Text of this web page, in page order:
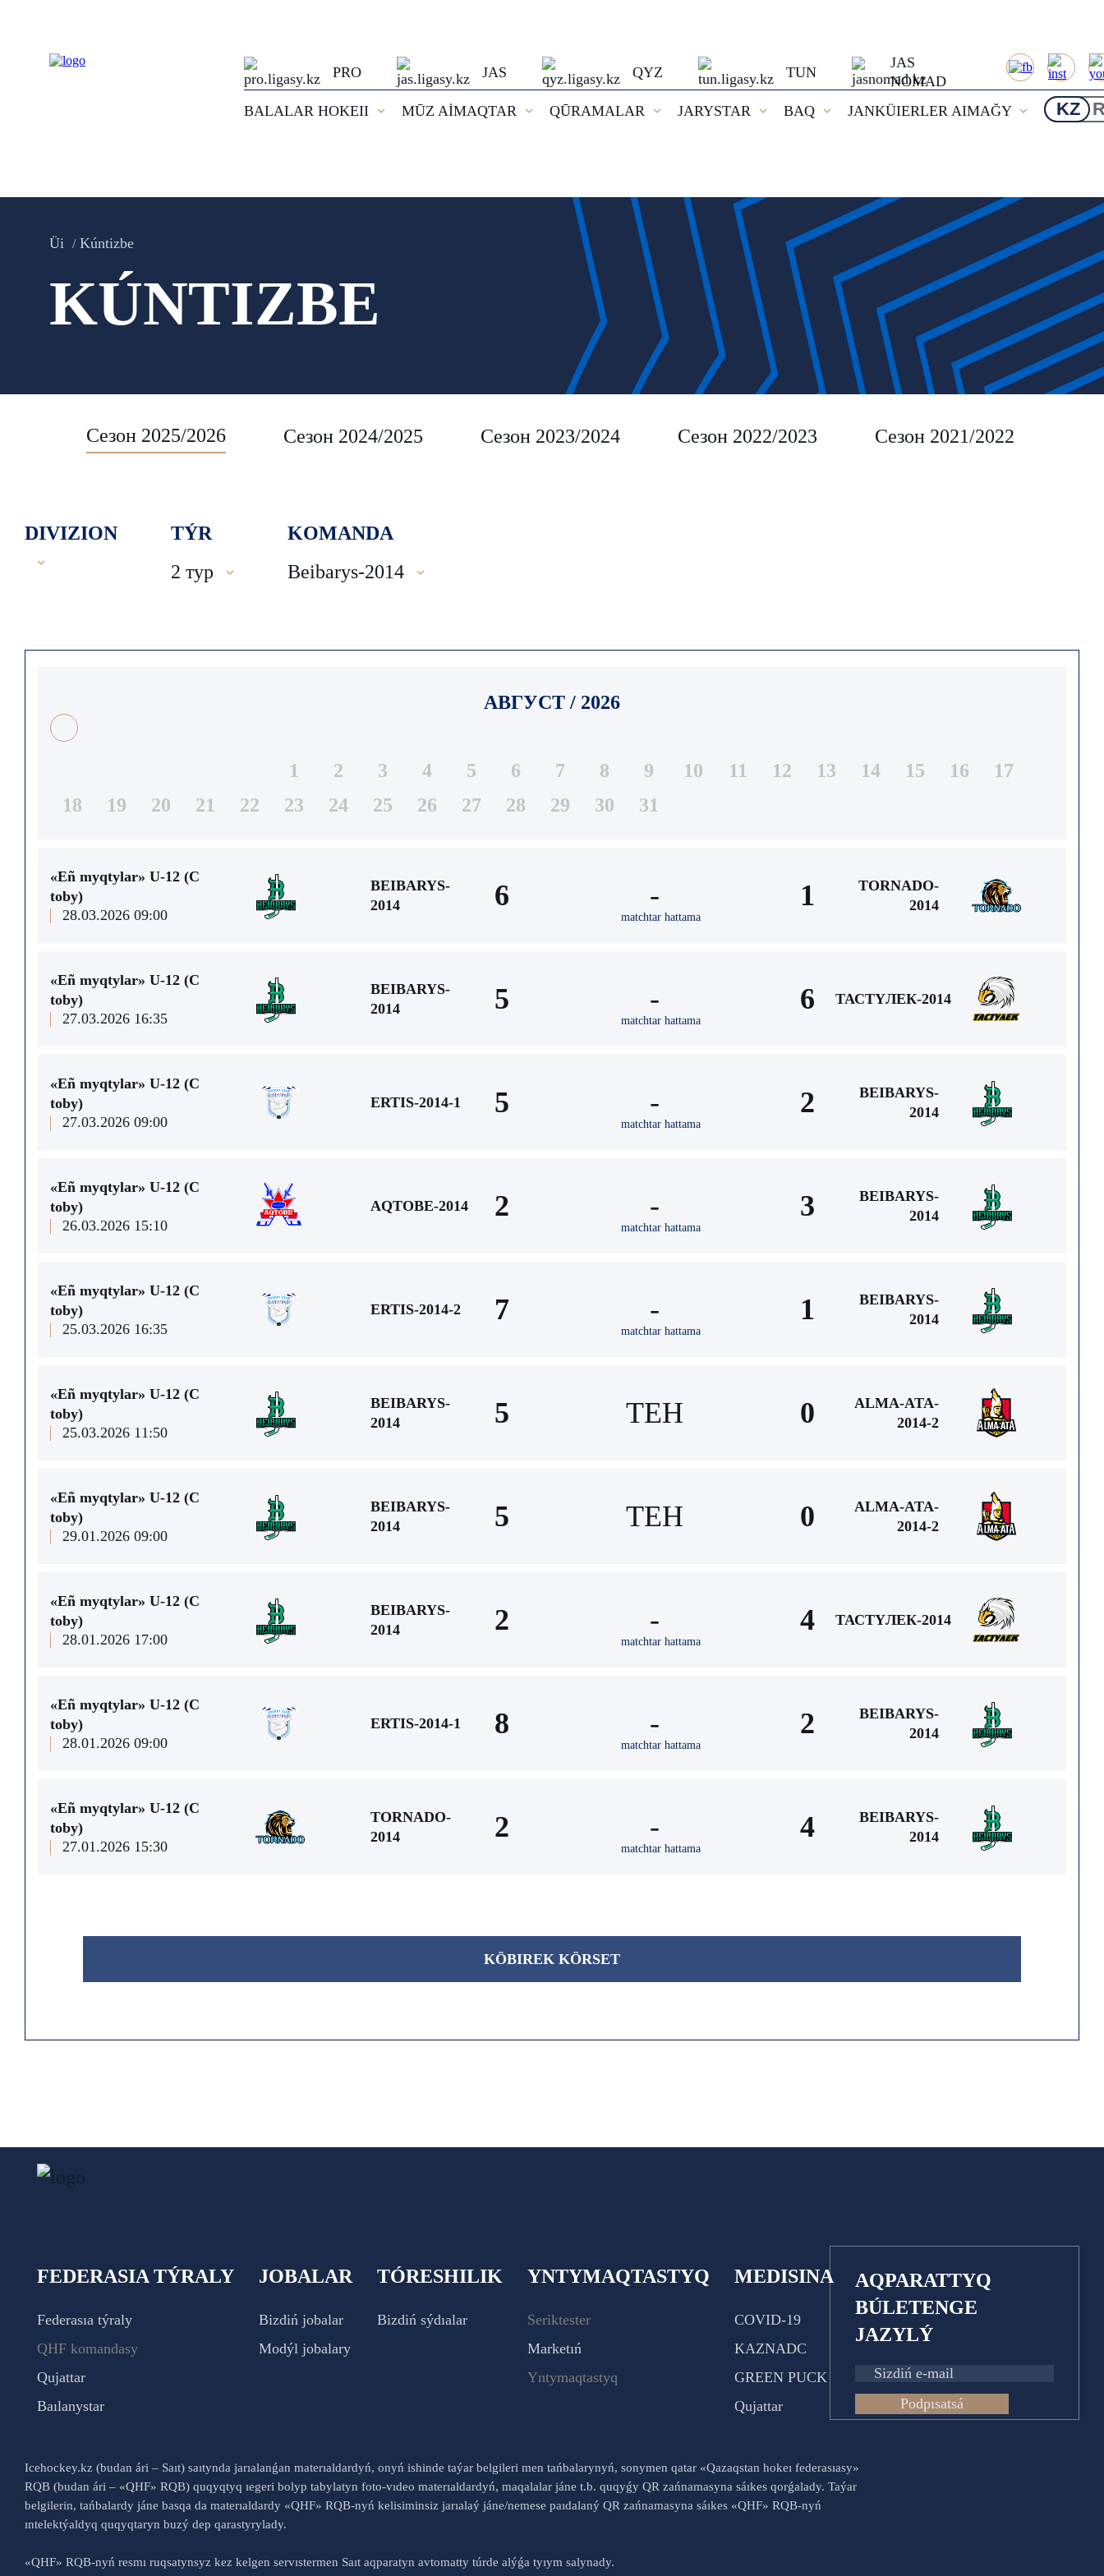
PRO JAS QYZ TUN
JAS
NOMAD
BALALAR HOKEII
MŪZ AİMAQTAR QŪRAMALAR JARYSTAR BAQ JANKÜIERLER AIMAĞY KZ
Üi Kúntizbe
KÚNTIZBE
Сезон 2025/2026 Сезон 2024/2025 Сезон 2023/2024 Сезон 2022/2023 Сезон 2021/2022
DIVIZION
TÝR
2 тур
KOMANDA
Beibarys-2014
АВГУСТ / 2026
1 2 3 4 5 6 7 8 9 10 11 12 13 14 15 16
17
18
19 20 21 22 23 24 25 26 27 28 29 30 31
«Eñ myqtylar» U-12 (С
toby)
28.03.2026 09:00
BEIBARYS-
2014
6 -
matchtar hattama
1
TORNADO-
2014
«Eñ myqtylar» U-12 (С
toby)
27.03.2026 16:35
BEIBARYS-
2014
5 -
matchtar hattama
6 ТАСТҮЛЕК-2014
«Eñ myqtylar» U-12 (С
toby)
27.03.2026 09:00
ERTIS-2014-1 5 -
matchtar hattama
2
BEIBARYS-
2014
«Eñ myqtylar» U-12 (С
toby)
26.03.2026 15:10
AQTOBE-2014 2 -
matchtar hattama
3
BEIBARYS-
2014
«Eñ myqtylar» U-12 (С
toby)
25.03.2026 16:35
ERTIS-2014-2 7 -
matchtar hattama
1
BEIBARYS-
2014
«Eñ myqtylar» U-12 (С
toby)
25.03.2026 11:50
BEIBARYS-
2014
5 TEH 0
ALMA-ATA-
2014-2
«Eñ myqtylar» U-12 (С
toby)
29.01.2026 09:00
BEIBARYS-
2014
5 TEH 0
ALMA-ATA-
2014-2
«Eñ myqtylar» U-12 (С
toby)
28.01.2026 17:00
BEIBARYS-
2014
2 -
matchtar hattama
4 ТАСТҮЛЕК-2014
«Eñ myqtylar» U-12 (С
toby)
28.01.2026 09:00
ERTIS-2014-1 8 -
matchtar hattama
2
BEIBARYS-
2014
«Eñ myqtylar» U-12 (С
toby)
27.01.2026 15:30
TORNADO-
2014
2 -
matchtar hattama
4
BEIBARYS-
2014
KÖBІREK KÖRSET
FEDERASIA TÝRALY
Federasıa týraly
QHF komandasy
Qujattar
Baılanystar
JOBALAR
Bizdiń jobalar
Modýl jobalary
TÓRESHILIK
Bizdiń sýdıalar
YNTYMAQTASTYQ
Seriktester
Marketıń
Yntymaqtastyq
MEDISINA
COVID-19
KAZNADC
GREEN PUCK
Qujattar
AQPARATTYQ
BÚLETENGE
JAZYLÝ
Podpısatsá
Icehockey.kz (budan ári – Saıt) saıtynda jarıalanǵan materıaldardyń, onyń ishinde taýar belgileri men tańbalarynyń, sonymen qatar «Qazaqstan hokeı federasıasy»
RQB (budan ári – «QHF» RQB) quqyqtyq ıegeri bolyp tabylatyn foto-vıdeo materıaldardyń, maqalalar jáne t.b. quqyǵy QR zańnamasyna sáıkes qorǵalady. Taýar
belgilerin, tańbalardy jáne basqa da materıaldardy «QHF» RQB-nyń kelisiminsiz jarıalaý jáne/nemese paıdalaný QR zańnamasyna sáıkes «QHF» RQB-nyń
ıntelektýaldyq quqyqtaryn buzý dep qarastyrylady.
«QHF» RQB-nyń resmı ruqsatynsyz kez kelgen servıstermen Saıt aqparatyn avtomatty túrde alýǵa tyıym salynady.